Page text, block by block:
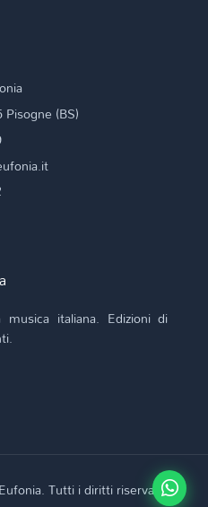
(BS)
italiana. Edizioni di
Tutti i diritti riservati.